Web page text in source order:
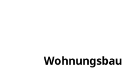
Wohnungsbau